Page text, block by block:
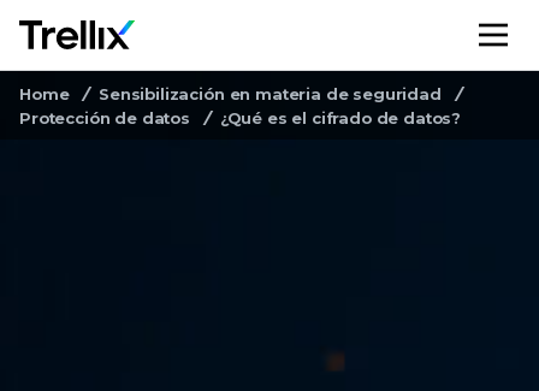
Home
Sensibilización en materia de seguridad
Protección de datos
¿Qué es el cifrado de datos?